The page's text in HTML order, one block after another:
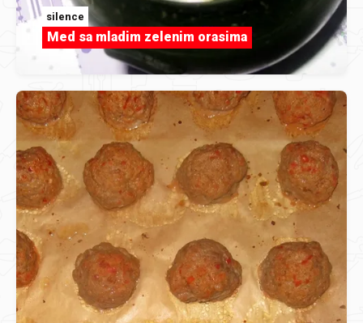
silence
Med sa mladim zelenim orasima